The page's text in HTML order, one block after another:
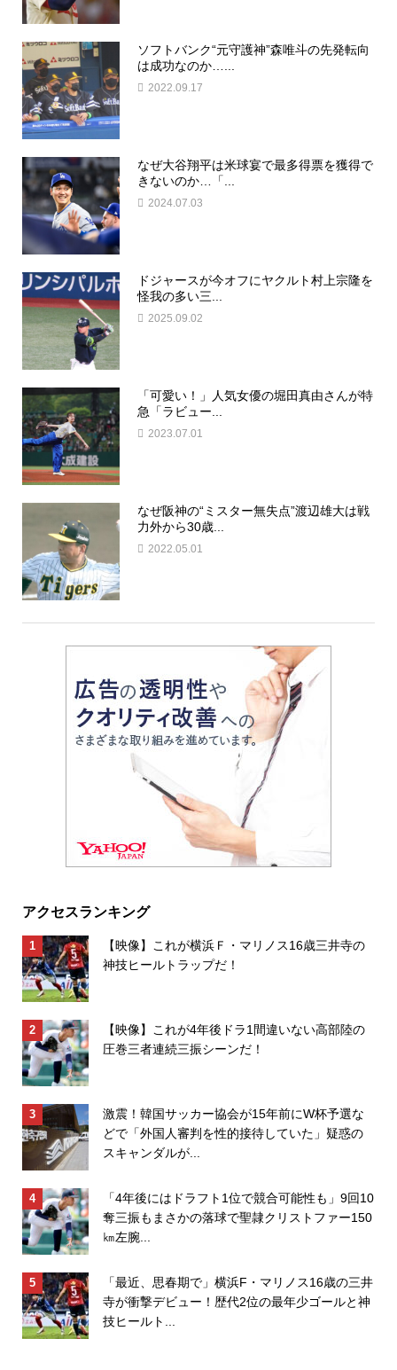
ソフトバンク“元守護神”森唯斗の先発転向
は成功なのか…...
2022.09.17
なぜ大谷翔平は米球宴で最多得票を獲得で
きないのか…「...
2024.07.03
ドジャースが今オフにヤクルト村上宗隆を
怪我の多い三...
2025.09.02
「可愛い！」人気女優の堀田真由さんが特
急「ラビュー...
2023.07.01
なぜ阪神の“ミスター無失点”渡辺雄大は戦
力外から30歳...
2022.05.01
アクセスランキング
【映像】これが横浜Ｆ・マリノス16歳三井寺の
神技ヒールトラップだ！
【映像】これが4年後ドラ1間違いない高部陸の
圧巻三者連続三振シーンだ！
激震！韓国サッカー協会が15年前にW杯予選な
どで「外国人審判を性的接待していた」疑惑の
スキャンダルが...
「4年後にはドラフト1位で競合可能性も」9回10
奪三振もまさかの落球で聖隷クリストファー150
㎞左腕...
「最近、思春期で」横浜F・マリノス16歳の三井
寺が衝撃デビュー！歴代2位の最年少ゴールと神
技ヒールト...